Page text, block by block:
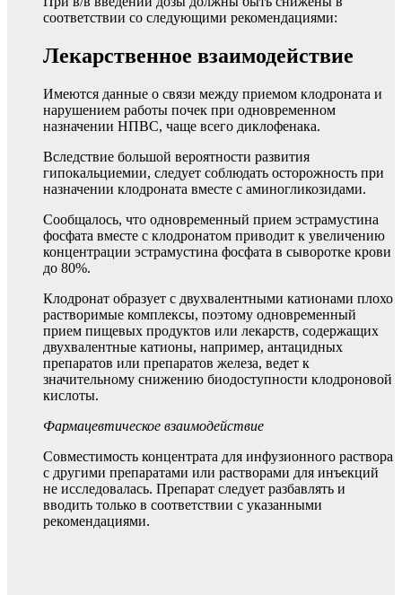
соответствии со следующими рекомендациями:
Лекарственное взаимодействие
Имеются данные о связи между приемом клодроната и
нарушением работы почек при одновременном
назначении НПВС, чаще всего диклофенака.
Вследствие большой вероятности развития
гипокальциемии, следует соблюдать осторожность при
назначении клодроната вместе с аминогликозидами.
Сообщалось, что одновременный прием эстрамустина
фосфата вместе с клодронатом приводит к увеличению
концентрации эстрамустина фосфата в сыворотке крови
до 80%.
Клодронат образует с двухвалентными катионами плохо
растворимые комплексы, поэтому одновременный
прием пищевых продуктов или лекарств, содержащих
двухвалентные катионы, например, антацидных
препаратов или препаратов железа, ведет к
значительному снижению биодоступности клодроновой
кислоты.
Фармацевтическое взаимодействие
Совместимость концентрата для инфузионного раствора
с другими препаратами или растворами для инъекций
не исследовалась. Препарат следует разбавлять и
вводить только в соответствии с указанными
рекомендациями.